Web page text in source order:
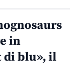
in
di blu», il